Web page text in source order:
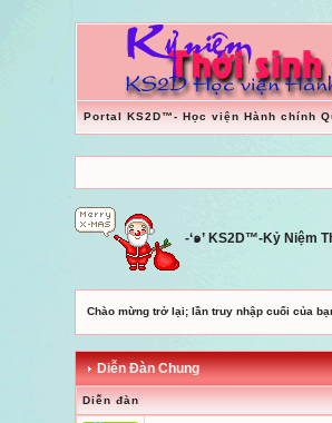
Portal KS2D™- Học viện Hành chính
-‘๑’ KS2D™-Kỷ Niệm
Chào mừng trở lại; lần truy nhập cuối của
Diễn Đàn Chung
Diễn đàn